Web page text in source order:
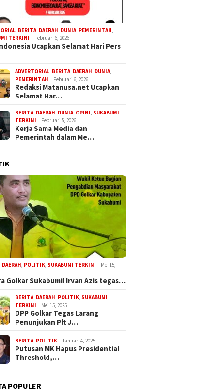
BERITA DAERAH DUNIA PEMERINTAH
TERKINI
Februari 6, 2026
Ucapkan Selamat Hari Pers
ADVERTORIAL BERITA DAERAH DUNIA
PEMERINTAH
Februari 6, 2026
Redaksi Matanusa.net Ucapkan
Selamat Har…
BERITA DAERAH DUNIA OPINI SUKABUMI
TERKINI
Februari 5, 2026
Kerja Sama Media dan
Pemerintah dalam Me…
DAERAH POLITIK SUKABUMI TERKINI
Mei 15,
Golkar Sukabumi! Irvan Azis tegas…
BERITA DAERAH POLITIK SUKABUMI
TERKINI
Mei 15, 2025
DPP Golkar Tegas Larang
Penunjukan Plt J…
BERITA POLITIK Januari 4, 2025
Putusan MK Hapus Presidential
Threshold,…
POPULER